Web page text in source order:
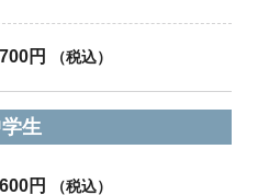
円 （税込）
生
円 （税込）